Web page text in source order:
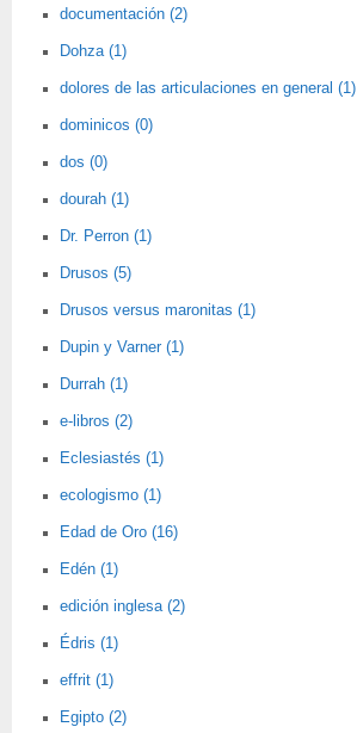
documentación (2)
Dohza (1)
dolores de las articulaciones en general (1)
dominicos (0)
dos (0)
dourah (1)
Dr. Perron (1)
Drusos (5)
Drusos versus maronitas (1)
Dupin y Varner (1)
Durrah (1)
e-libros (2)
Eclesiastés (1)
ecologismo (1)
Edad de Oro (16)
Edén (1)
edición inglesa (2)
Édris (1)
effrit (1)
Egipto (2)